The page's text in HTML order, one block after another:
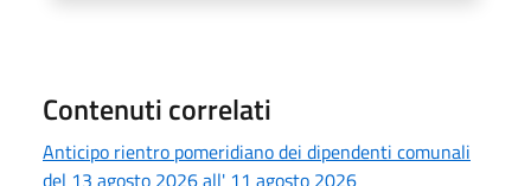
Contenuti correlati
Anticipo rientro pomeridiano dei dipendenti comunali
del 13 agosto 2026 all' 11 agosto 2026